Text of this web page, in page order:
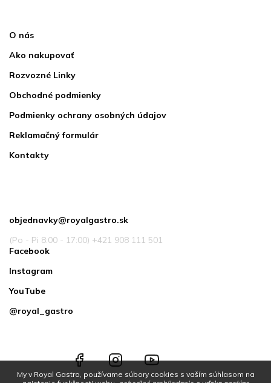
My v Royal Gastro, používame súbory cookies s vaším súhlasom na
O nás
Ako nakupovať
Rozvozné Linky
Obchodné podmienky
Podmienky ochrany osobných údajov
Reklamačný formulár
Kontakty
objednavky@royalgastro.sk
(Po - Pi 8:00 - 17:00) +421 908 111 501
Facebook
Instagram
YouTube
@royal_gastro
FacebookInstagramYouTube@royal_gastro